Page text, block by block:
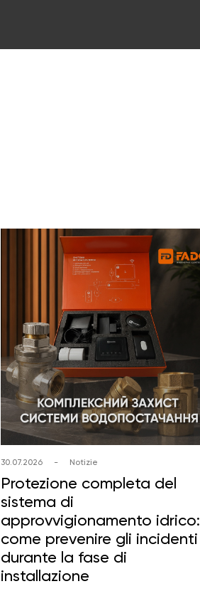
30.07.2026 - Notizie
Protezione completa del
sistema di
approvvigionamento idrico:
come prevenire gli incidenti
durante la fase di
installazione